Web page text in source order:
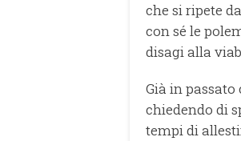
che si ripete
con sé le
disagi alla
Già in
chiedendo di
tempi di